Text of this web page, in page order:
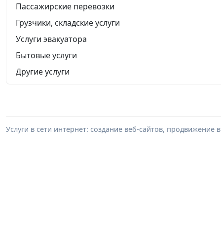
Пассажирские перевозки
Грузчики, складские услуги
Услуги эвакуатора
Бытовые услуги
Другие услуги
Услуги в сети интернет: создание веб-сайтов,